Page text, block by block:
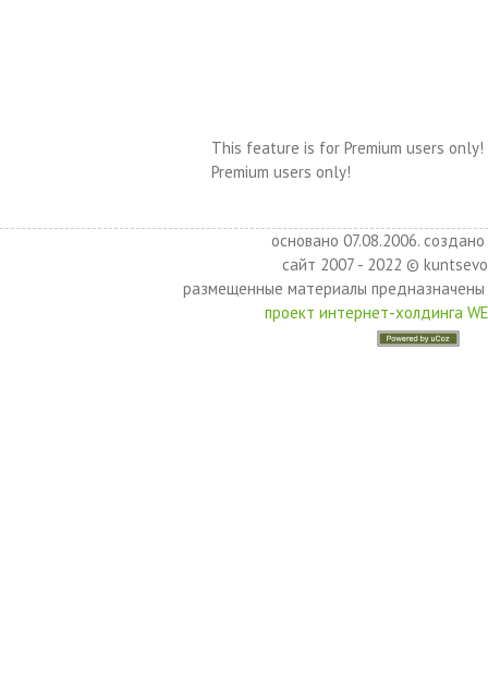
This feature is for Premium users only!
Premium users only!
основано 07.08.2006.
сайт 2007 - 2022 ©
размещенные материалы
проект интернет-холдинга